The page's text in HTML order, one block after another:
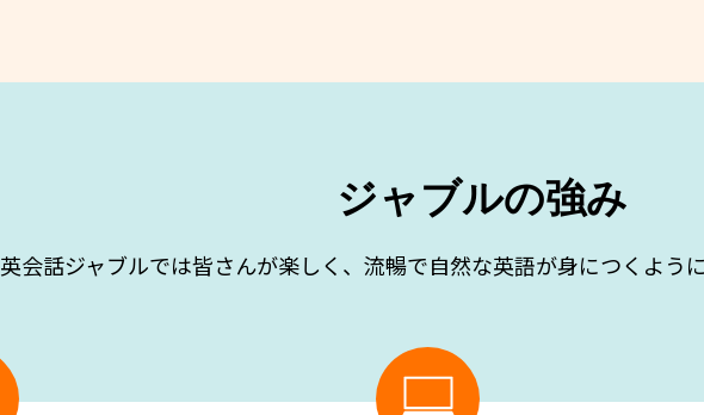
ジャブルの強み
英会話ジャブルでは皆さんが楽しく、流暢で自然な英語が身につくよう